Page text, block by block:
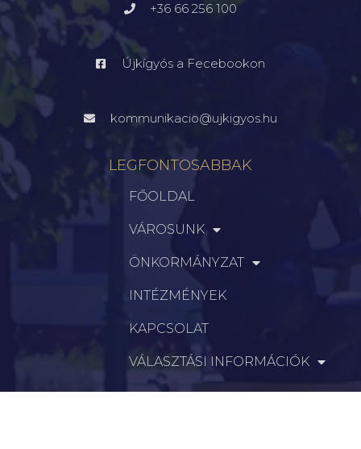
+36 66 256 100
Újkígyós a Fecebookon
kommunikacio@ujkigyos.hu
LEGFONTOSABBAK
FŐOLDAL
VÁROSUNK
ÖNKORMÁNYZAT
INTÉZMÉNYEK
KAPCSOLAT
VÁLASZTÁSI INFORMÁCIÓK